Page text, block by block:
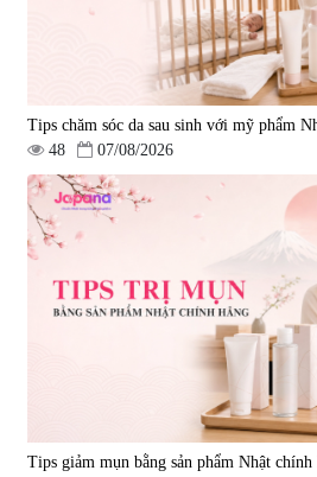
Tips chăm sóc da sau sinh với mỹ phẩm
48
07/08/2026
Tips giảm mụn bằng sản phẩm Nhật chính